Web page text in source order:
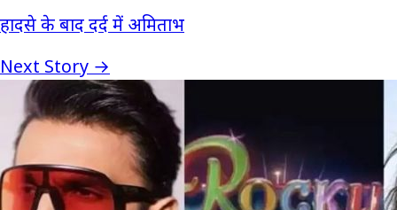
हादसे के बाद दर्द में अमिताभ
Next Story →